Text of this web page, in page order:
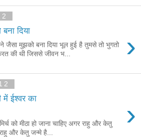
दिया ›
जैसा मुझको बना दिया भूल हुई है तुमसे तो भुगतो
की थी जिससे जीवन भ...
में ईश्वर का
›
को मीठा हो जाना चाहिए अगर राहु और केतु
और केतु जन्मे है...